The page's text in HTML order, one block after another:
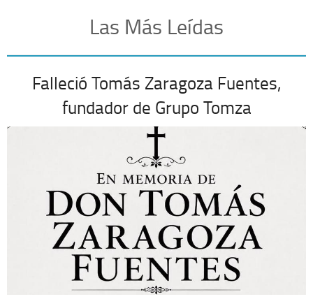
Las Más Leídas
Falleció Tomás Zaragoza Fuentes,
fundador de Grupo Tomza